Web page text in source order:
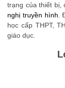
trạng của thiết bị,
nghị truyền hình .
học cấp THPT,
giáo dục.